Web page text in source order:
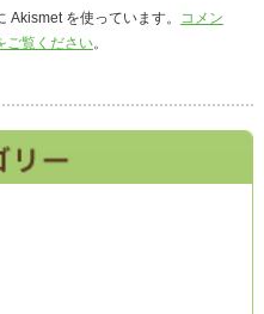
Akismet を使っています。 コメン
ご覧ください。